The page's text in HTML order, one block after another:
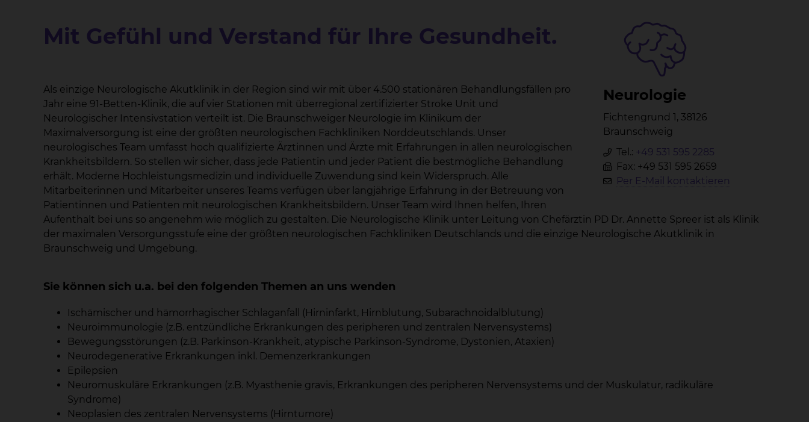
Neu­ro­lo­gie
Fichtengrund 1, 38126
Braunschweig
Tel.: +49 531 595 2285
Fax: +49 531 595 2659
Per E-Mail kontaktieren
Mit Gefühl und Verstand für Ihre Gesundheit.
Als einzige Neurologische Akutklinik in der Region sind wir mit über 4.500 stationären Behandlungsfällen pro
Jahr eine 91-Betten-Klinik, die auf vier Stationen mit überregional zertifizierter Stroke Unit und
Neurologischer Intensivstation verteilt ist. Die Braunschweiger Neurologie im Klinikum der
Maximalversorgung ist eine der größten neurologischen Fachkliniken Norddeutschlands. Unser
neurologisches Team umfasst hoch qualifizierte Ärztinnen und Ärzte mit Erfahrungen in allen neurologischen
Krankheitsbildern. So stellen wir sicher, dass jede Patientin und jeder Patient die bestmögliche Behandlung
erhält. Moderne Hochleistungsmedizin und individuelle Zuwendung sind kein Widerspruch. Alle
Mitarbeiterinnen und Mitarbeiter unseres Teams verfügen über langjährige Erfahrung in der Betreuung von
Patientinnen und Patienten mit neurologischen Krankheitsbildern. Unser Team wird Ihnen helfen, Ihren
Aufenthalt bei uns so angenehm wie möglich zu gestalten. Die Neurologische Klinik unter Leitung von Chefärztin PD Dr. Annette Spreer ist als Klinik
der maximalen Versorgungsstufe eine der größten neurologischen Fachkliniken Deutschlands und die einzige Neurologische Akutklinik in
Braunschweig und Umgebung.
Sie können sich u.a. bei den folgenden Themen an uns wenden
Ischämischer und hämorrhagischer Schlaganfall (Hirninfarkt, Hirnblutung, Subarachnoidalblutung)
Neuroimmunologie (z.B. entzündliche Erkrankungen des peripheren und zentralen Nervensystems)
Bewegungsstörungen (z.B. Parkinson-Krankheit, atypische Parkinson-Syndrome, Dystonien, Ataxien)
Neurodegenerative Erkrankungen inkl. Demenzerkrankungen
Epilepsien
Neuromuskuläre Erkrankungen (z.B. Myasthenie gravis, Erkrankungen des peripheren Nervensystems und der Muskulatur, radikuläre
Syndrome)
Neoplasien des zentralen Nervensystems (Hirntumore)